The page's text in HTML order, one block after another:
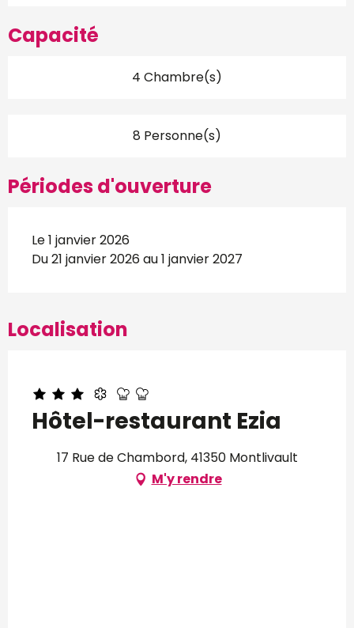
Capacité
4 Chambre(s)
8 Personne(s)
Périodes d'ouverture
Le 1 janvier 2026
Du 21 janvier 2026 au 1 janvier 2027
Localisation
Hôtel-restaurant Ezia
17 Rue de Chambord, 41350 Montlivault
M'y rendre